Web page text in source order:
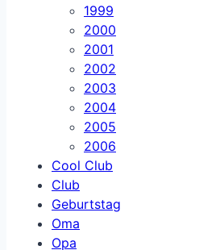
1999
2000
2001
2002
2003
2004
2005
2006
Cool Club
Club
Geburtstag
Oma
Opa